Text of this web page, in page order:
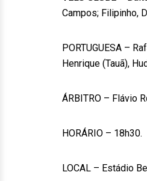
Campos; Filipinho,
PORTUGUESA –
Henrique (Tauã),
ÁRBITRO – Flávio
HORÁRIO – 18h30.
LOCAL – Estádio